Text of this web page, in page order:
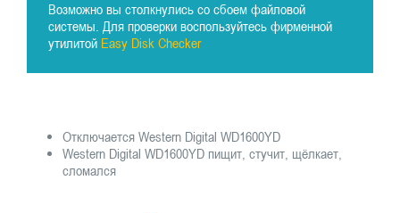
Возможно вы столкнулись со сбоем файловой
системы. Для проверки воспользуйтесь фирменной
утилитой Easy Disk Checker
Отключается Western Digital WD1600YD
Western Digital WD1600YD пищит, стучит, щёлкает,
сломался